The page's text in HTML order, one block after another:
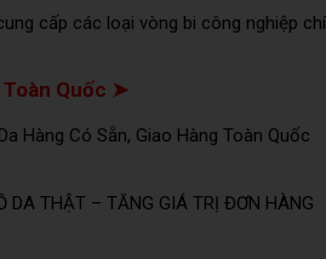
cấp các loại vòng bi công nghiệp
Toàn Quốc ➤
Hàng Có Sẵn, Giao Hàng Toàn Quốc
DA THẬT – TĂNG GIÁ TRỊ ĐƠN HÀNG